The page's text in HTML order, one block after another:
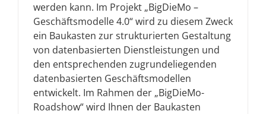
werden kann. Im Projekt „BigDieMo –
Geschäftsmodelle 4.0“ wird zu diesem Zweck
ein Baukasten zur strukturierten Gestaltung
von datenbasierten Dienstleistungen und
den entsprechenden zugrundeliegenden
datenbasierten Geschäftsmodellen
entwickelt. Im Rahmen der „BigDieMo-
Roadshow“ wird Ihnen der Baukasten